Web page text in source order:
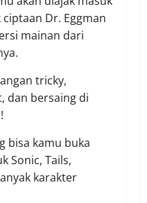
Dr. Eggman
mainan dari
tricky,
dan bersaing di
bisa kamu buka
Sonic, Tails,
karakter